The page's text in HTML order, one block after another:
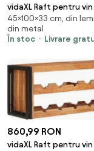
vidaXL Raft pentru vin
x 45 x 33 cm Lemn
solid
45×100×33 cm, din
din metal
În stoc
Livrare
860,99 RON
vidaXL Raft pentru vin